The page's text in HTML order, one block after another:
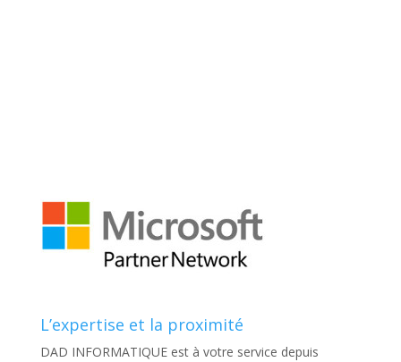
L’expertise et la proximité
DAD INFORMATIQUE est à votre service depuis